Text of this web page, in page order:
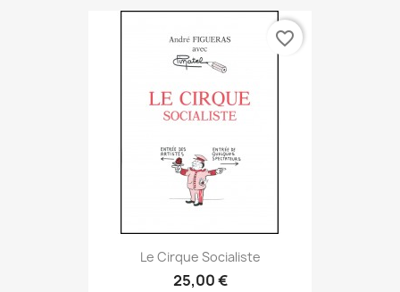
Le Cirque Socialiste
25,00 €
favorite_border